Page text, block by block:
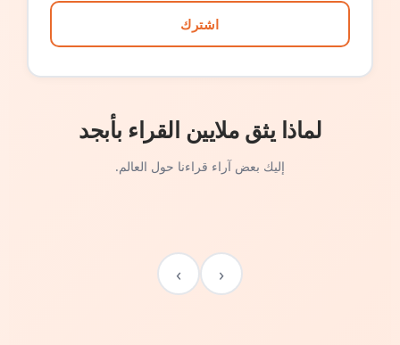
اشترك
لماذا يثق ملايين القراء بأبجد
إليك بعض آراء قراءنا حول العالم.
‹
›